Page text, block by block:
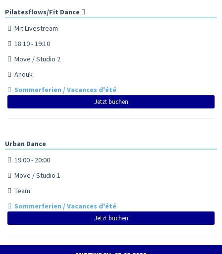
Pilatesflows/Fit Dance
Mit Livestream
18:10 - 19:10
Move / Studio 2
Anouk
Sommerferien / Vacances d'été
Jetzt buchen
Urban Dance
19:00 - 20:00
Move / Studio 1
Team
Sommerferien / Vacances d'été
Jetzt buchen